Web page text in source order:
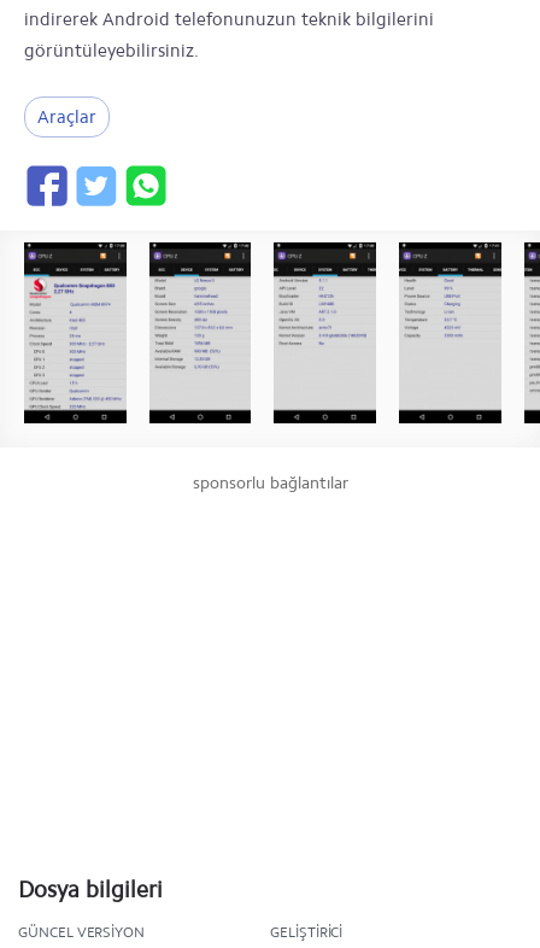
indirerek Android telefonunuzun teknik bilgilerini
görüntüleyebilirsiniz.
Araçlar
sponsorlu bağlantılar
Dosya bilgileri
GÜNCEL VERSIYON GELIŞTIRICI